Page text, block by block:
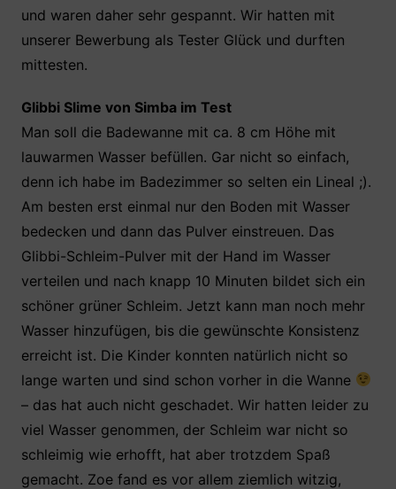
und waren daher sehr gespannt. Wir hatten mit
unserer Bewerbung als Tester Glück und durften
mittesten.
Glibbi Slime von Simba im Test
Man soll die Badewanne mit ca. 8 cm Höhe mit
lauwarmen Wasser befüllen. Gar nicht so einfach,
denn ich habe im Badezimmer so selten ein Lineal ;).
Am besten erst einmal nur den Boden mit Wasser
bedecken und dann das Pulver einstreuen. Das
Glibbi-Schleim-Pulver mit der Hand im Wasser
verteilen und nach knapp 10 Minuten bildet sich ein
schöner grüner Schleim. Jetzt kann man noch mehr
Wasser hinzufügen, bis die gewünschte Konsistenz
erreicht ist. Die Kinder konnten natürlich nicht so
lange warten und sind schon vorher in die Wanne
– das hat auch nicht geschadet. Wir hatten leider zu
viel Wasser genommen, der Schleim war nicht so
schleimig wie erhofft, hat aber trotzdem Spaß
gemacht. Zoe fand es vor allem ziemlich witzig,